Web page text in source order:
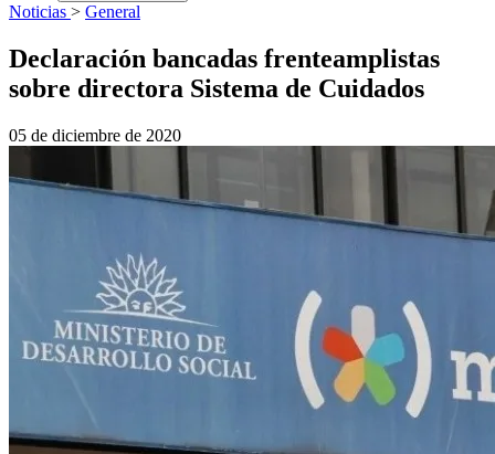
Noticias > General
Declaración bancadas frenteamplistas
sobre directora Sistema de Cuidados
05 de diciembre de 2020